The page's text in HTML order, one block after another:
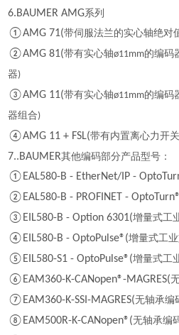
6.BAUMER AMG系列
①AMG 71(带伺服法兰的实心轴绝对
②AMG 81(带有实心轴ø11mm的编码
器)
③AMG 11(带有实心轴ø11mm的编码
器组合)
④AMG 11 + FSL(带有内置离心力开
7..BAUMER其他编码部分产品型号：
①EAL580-B - EtherNet/IP -
②EAL580-B - PROFINET -
③EIL580-B - Option 6301(增量式工
④EIL580-B - OptoPulse®(增量式工
⑤EIL580-S1 - OptoPulse®(增量式工
⑥EAM360-K-CANopen®-MAGRES(
⑦EAM360-K-SSI-MAGRES(无轴承编
⑧EAM500R-K-CANopen®(无轴承编